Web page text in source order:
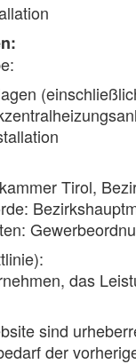
Tirol,
das
sind
der